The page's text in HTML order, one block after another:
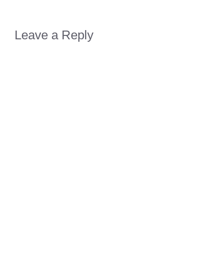
Leave a Reply